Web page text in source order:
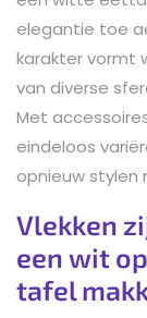
elegantie toe
karakter vormt
van diverse
Met
eindeloos
opnieuw stylen
Vlekken
een wit
tafel